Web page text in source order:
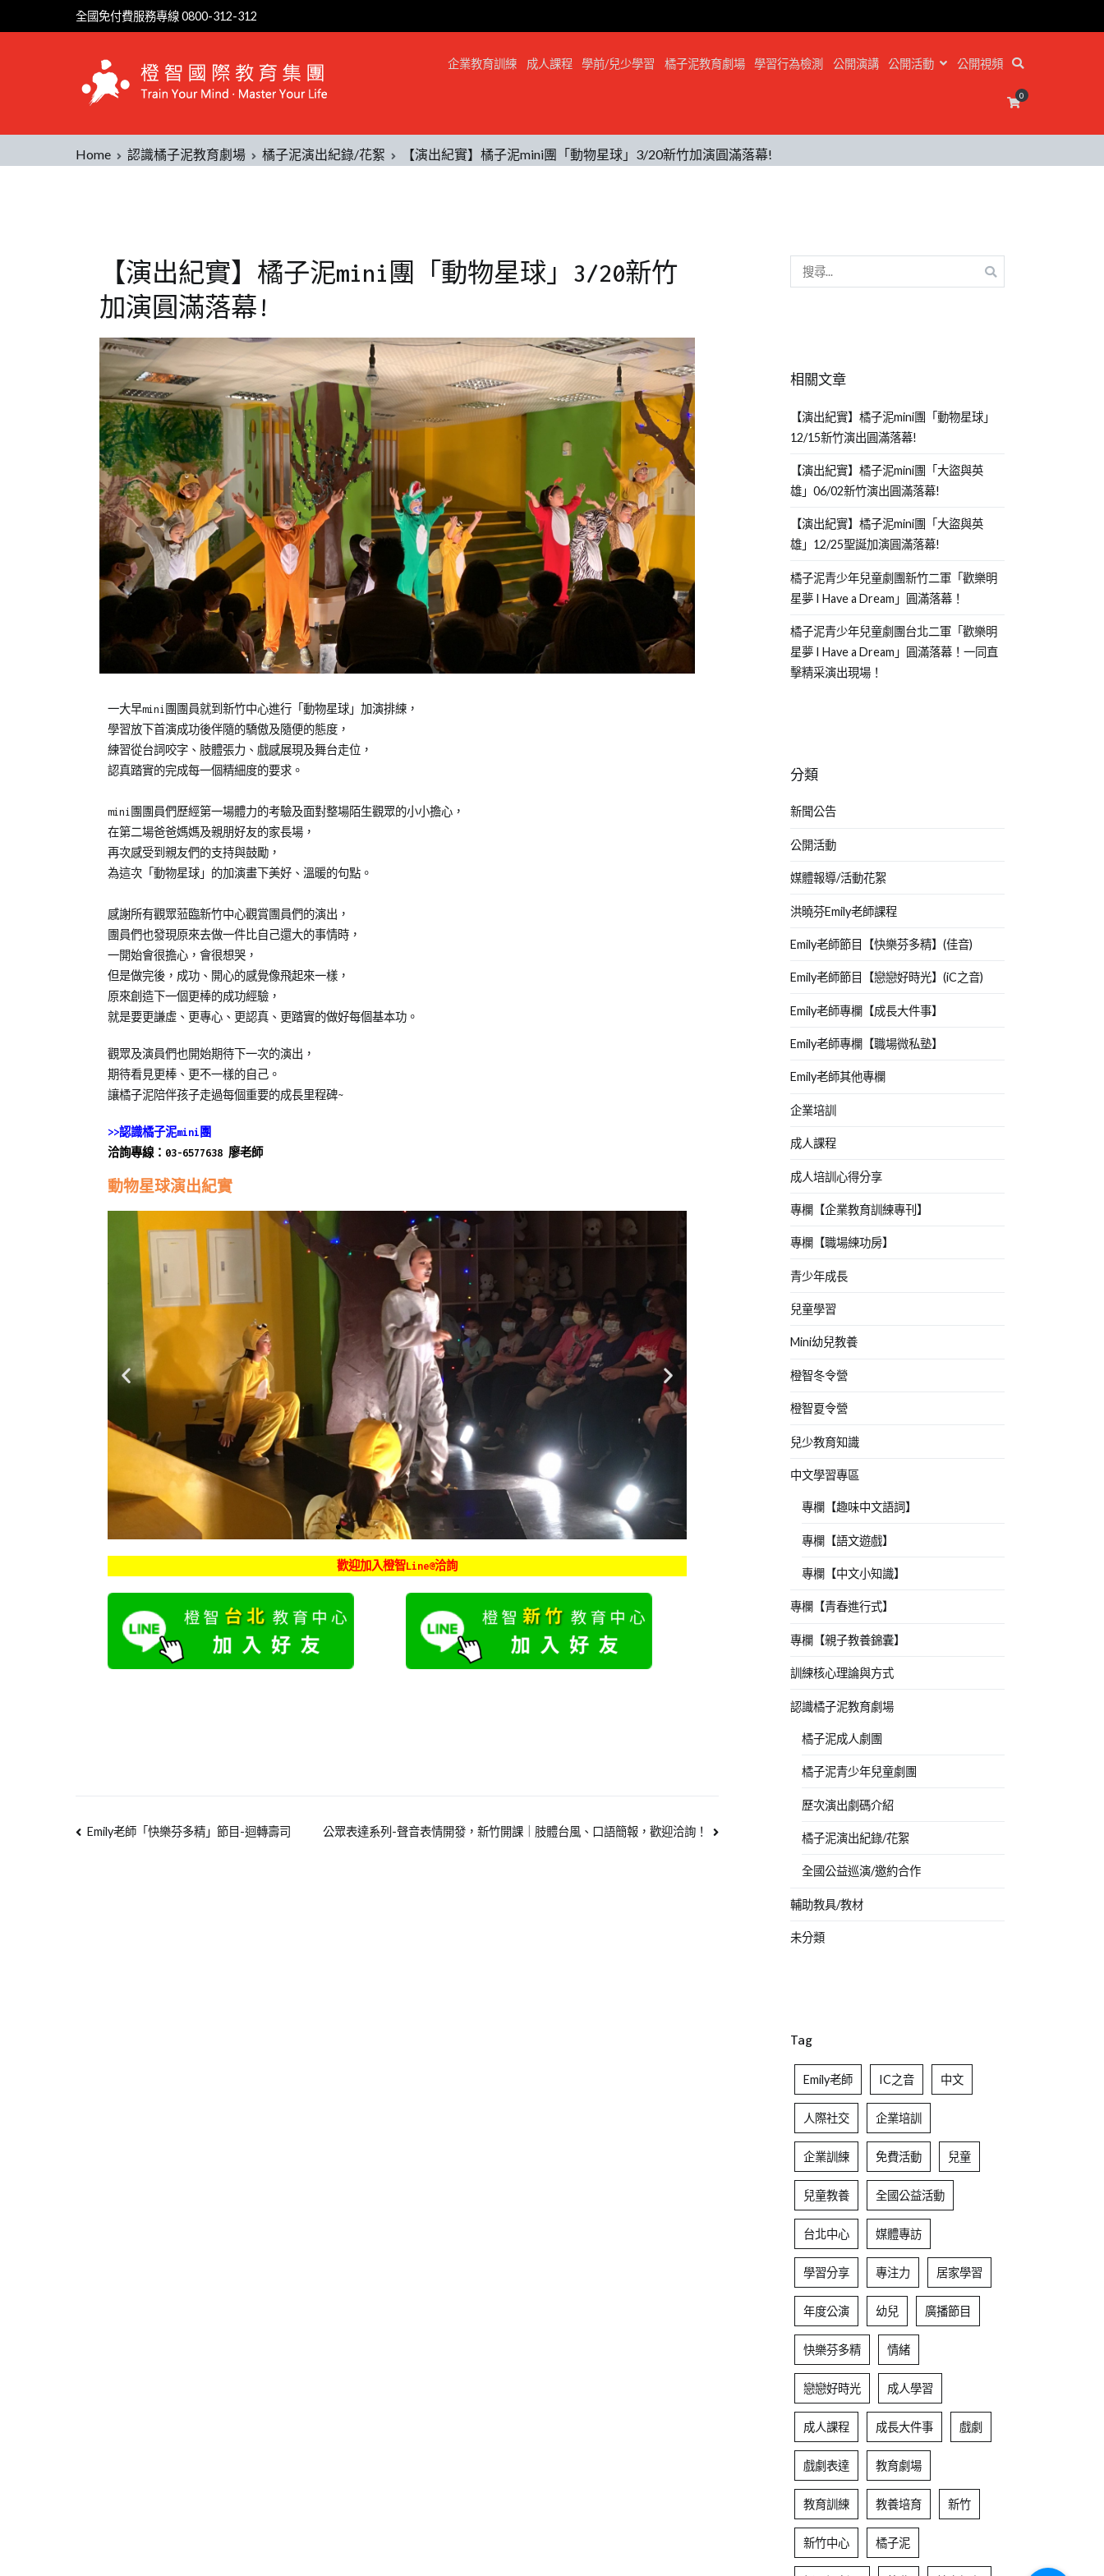
全國免付費服務專線 0800-312-312
企業教育訓練 成人課程 學前/兒少學習 橘子泥教育劇場 學習行為檢測 公開演講 公開活動 公開視頻
0
Home 認識橘子泥教育劇場 橘子泥演出紀錄/花絮 【演出紀實】橘子泥mini團「動物星球」3/20新竹加演圓滿落幕!
【演出紀實】橘子泥mini團「動物星球」3/20新竹
加演圓滿落幕!
Posted
on
2022-
03-
Posted
橘
子
紀
錄/
絮
Tagged
劇
團,
劇
,
動
物
球,
品
教
育,
戲
橘
子
泥,
子
泥
團,
認
一大早mini團團員就到新竹中心進行「動物星球」加演排練，
學習放下首演成功後伴隨的驕傲及隨便的態度，
練習從台詞咬字、肢體張力、戲感展現及舞台走位，
認真踏實的完成每一個精細度的要求。
mini團團員們歷經第一場體力的考驗及面對整場陌生觀眾的小小擔心，
在第二場爸爸媽媽及親朋好友的家長場，
再次感受到親友們的支持與鼓勵，
為這次「動物星球」的加演畫下美好、溫暖的句點。
感謝所有觀眾蒞臨新竹中心觀賞團員們的演出，
團員們也發現原來去做一件比自己還大的事情時，
一開始會很擔心，會很想哭，
但是做完後，成功、開心的感覺像飛起來一樣，
原來創造下一個更棒的成功經驗，
就是要更謙虛、更專心、更認真、更踏實的做好每個基本功。
觀眾及演員們也開始期待下一次的演出，
期待看見更棒、更不一樣的自己。
讓橘子泥陪伴孩子走過每個重要的成長里程碑~
>>認識橘子泥mini團
洽詢專線：03-6577638 廖老師
動物星球演出紀實
歡迎加入橙智Line@洽詢
Emily老師「快樂芬多精」節目-迴轉壽司 公眾表達系列-聲音表情開發，新竹開課｜肢體台風、口語簡報，歡迎洽詢！
相關文章
【演出紀實】橘子泥mini團「動物星球」
12/15新竹演出圓滿落幕!
【演出紀實】橘子泥mini團「大盜與英
雄」06/02新竹演出圓滿落幕!
【演出紀實】橘子泥mini團「大盜與英
雄」12/25聖誕加演圓滿落幕!
橘子泥青少年兒童劇團新竹二軍「歡樂明
星夢 I Have a Dream」圓滿落幕！
橘子泥青少年兒童劇團台北二軍「歡樂明
星夢 I Have a Dream」圓滿落幕！一同直
擊精采演出現場！
分類
新聞公告
公開活動
媒體報導/活動花絮
洪曉芬Emily老師課程
Emily老師節目【快樂芬多精】(佳音)
Emily老師節目【戀戀好時光】(iC之音)
Emily老師專欄【成長大件事】
Emily老師專欄【職場微私塾】
Emily老師其他專欄
企業培訓
成人課程
成人培訓心得分享
專欄【企業教育訓練專刊】
專欄【職場練功房】
青少年成長
兒童學習
Mini幼兒教養
橙智冬令營
橙智夏令營
兒少教育知識
中文學習專區
專欄【趣味中文語詞】
專欄【語文遊戲】
專欄【中文小知識】
專欄【青春進行式】
專欄【親子教養錦囊】
訓練核心理論與方式
認識橘子泥教育劇場
橘子泥成人劇團
橘子泥青少年兒童劇團
歷次演出劇碼介紹
橘子泥演出紀錄/花絮
全國公益巡演/邀約合作
輔助教具/教材
未分類
Tag
Emily老師 IC之音 中文
人際社交 企業培訓
企業訓練 免費活動 兒童
兒童教養 全國公益活動
台北中心 媒體專訪
學習分享 專注力 居家學習
年度公演 幼兒 廣播節目
快樂芬多精 情緒
戀戀好時光 成人學習
成人課程 成長大件事 戲劇
戲劇表達 教育劇場
教育訓練 教養培育 新竹
新竹中心 橘子泥